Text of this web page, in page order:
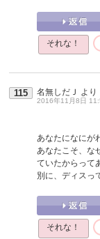
それな！
115 名無しだＪ より
2016年11月8日
あなたになにが
あなたこそ、な
ていたからって
別に、ディスっ
それな！